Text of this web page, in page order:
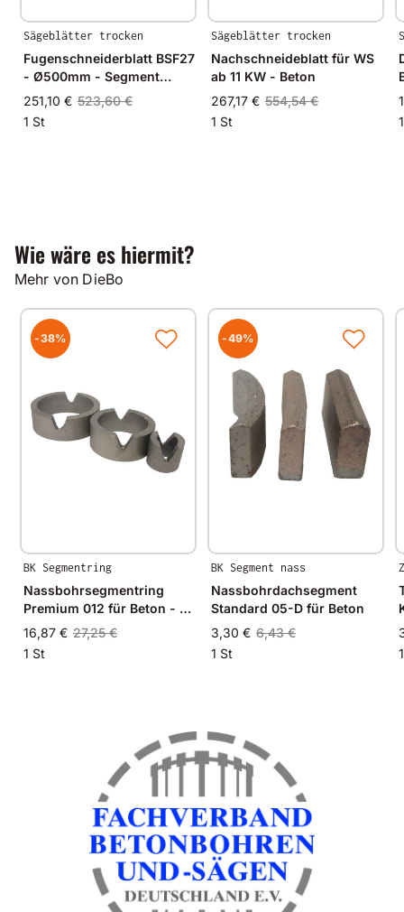
Sägeblätter trocken
Fugenschneiderblatt BSF27
- Ø500mm - Segment
40x4,0x10
251,10 € 523,60 €
1 St
Sägeblätter trocken
Nachschneideblatt für WS
ab 11 KW - Beton
267,17 € 554,54 €
1 St
Wie wäre es hiermit?
Mehr von DieBo
-38%
BK Segmentring
Nassbohrsegmentring
Premium 012 für Beton - Ø
15mm - 15/10mm
16,87 € 27,25 €
1 St
-49%
BK Segment nass
Nassbohrdachsegment
Standard 05-D für Beton
3,30 € 6,43 €
1 St